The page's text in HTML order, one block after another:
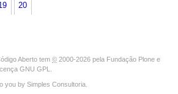
20
Aberto tem © 2000-2026 pela Fundação Plone e
GNU GPL
you by Simples Consultoria